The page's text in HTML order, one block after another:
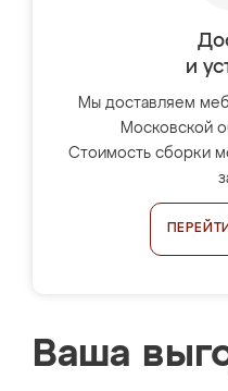
и
Мы доставляем
Московской
Стоимость сборки
Ваша